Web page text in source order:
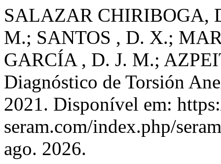
SALAZAR CHIRIBOGA,
M.; SANTOS , D. X.;
GARCÍA , D. J. M.;
Diagnóstico de Torsión
2021. Disponível em:
seram.com/index.php/
ago. 2026.